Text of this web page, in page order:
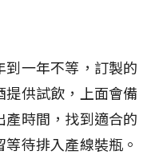
一年不等，訂製的
供試飲，上面會備
時間，找到適合的
待排入產線裝瓶。